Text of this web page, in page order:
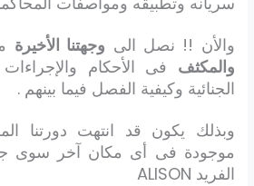
والأن !! نصل الى وجهتنا الأخيرة
والمكثف فى الأحكام والإجراءات
الجنائية وكيفية الفصل فيما بينهم .
وبذلك يكون قد انتهت دورتنا
موجودة فى أى مكان آخر سوى
الفريد ALISON